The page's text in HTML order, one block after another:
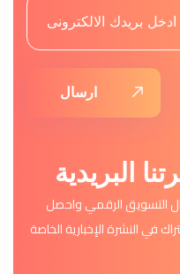
ارسال
البريدية
التسويق الرقمي واحصل
في النشرة الإخبارية الخاصة